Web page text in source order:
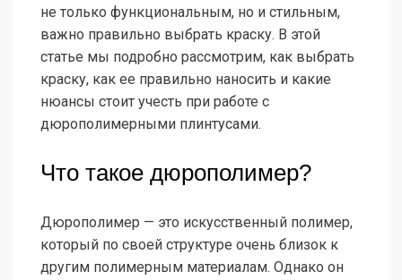
не только функциональным, но и стильным,
важно правильно выбрать краску. В этой
статье мы подробно рассмотрим, как выбрать
краску, как ее правильно наносить и какие
нюансы стоит учесть при работе с
дюрополимерными плинтусами.
Что такое дюрополимер?
Дюрополимер — это искусственный полимер,
который по своей структуре очень близок к
другим полимерным материалам. Однако он